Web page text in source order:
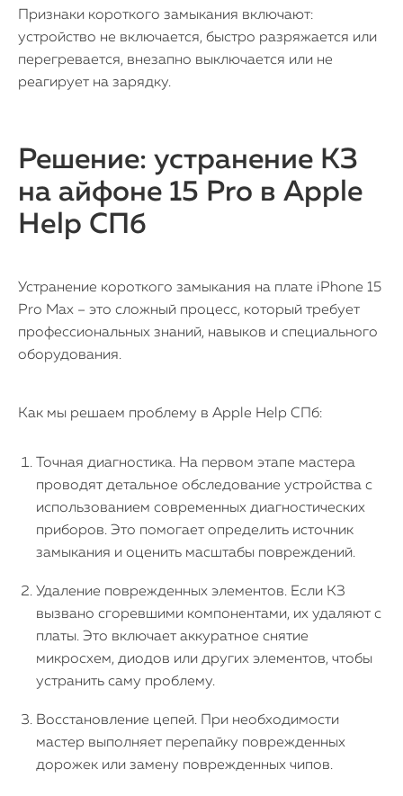
iPad
Mac Mini
Контакты
Статьи
Признаки короткого замыкания включают:
устройство не включается, быстро разряжается или
перегревается, внезапно выключается или не
реагирует на зарядку.
Решение: устранение КЗ
на айфоне 15 Pro в Apple
Help СПб
Устранение короткого замыкания на плате iPhone 15
Pro Max – это сложный процесс, который требует
профессиональных знаний, навыков и специального
оборудования.
Как мы решаем проблему в Apple Help СПб:
Точная диагностика. На первом этапе мастера
проводят детальное обследование устройства с
использованием современных диагностических
приборов. Это помогает определить источник
замыкания и оценить масштабы повреждений.
Удаление поврежденных элементов. Если КЗ
вызвано сгоревшими компонентами, их удаляют с
платы. Это включает аккуратное снятие
микросхем, диодов или других элементов, чтобы
устранить саму проблему.
Восстановление цепей. При необходимости
мастер выполняет перепайку поврежденных
дорожек или замену поврежденных чипов.